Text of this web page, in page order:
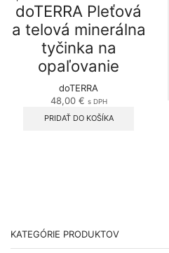
doTERRA Pleťová
a telová minerálna
tyčinka na
opaľovanie
doTERRA
48,00 € s DPH
PRIDAŤ DO KOŠÍKA
KATEGÓRIE PRODUKTOV